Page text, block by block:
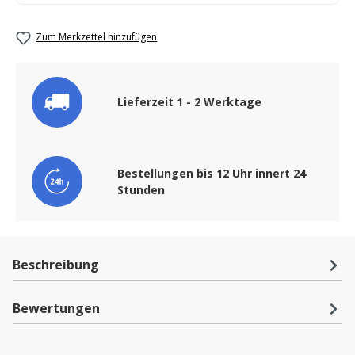
Zum Merkzettel hinzufügen
Lieferzeit 1 - 2 Werktage
Bestellungen bis 12 Uhr innert 24
Stunden
Beschreibung
Bewertungen